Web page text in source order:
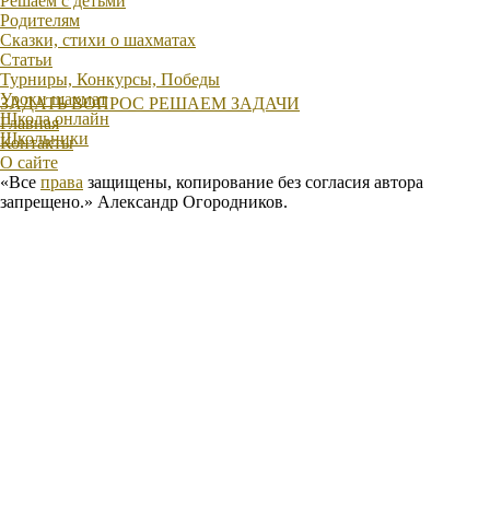
Родителям
Сказки, стихи о шахматах
Статьи
Турниры, Конкурсы, Победы
Уроки шахмат
Школа онлайн
Школьники
ЗАДАТЬ ВОПРОС РЕШАЕМ ЗАДАЧИ
Главная
Контакты
О сайте
«Все права защищены, копирование без согласия автора
запрещено.» Александр Огородников.